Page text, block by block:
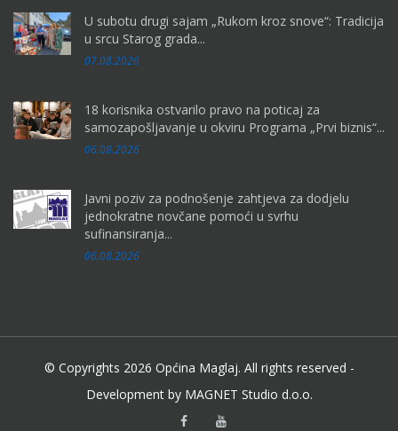
U subotu drugi sajam „Rukom kroz snove“: Tradicija
u srcu Starog grada...
07.08.2026
18 korisnika ostvarilo pravo na poticaj za
samozapošljavanje u okviru Programa „Prvi biznis“...
06.08.2026
Javni poziv za podnošenje zahtjeva za dodjelu
jednokratne novčane pomoći u svrhu
sufinansiranja...
06.08.2026
© Copyrights 2026 Općina Maglaj. All rights reserved -
Development by MAGNET Studio d.o.o.